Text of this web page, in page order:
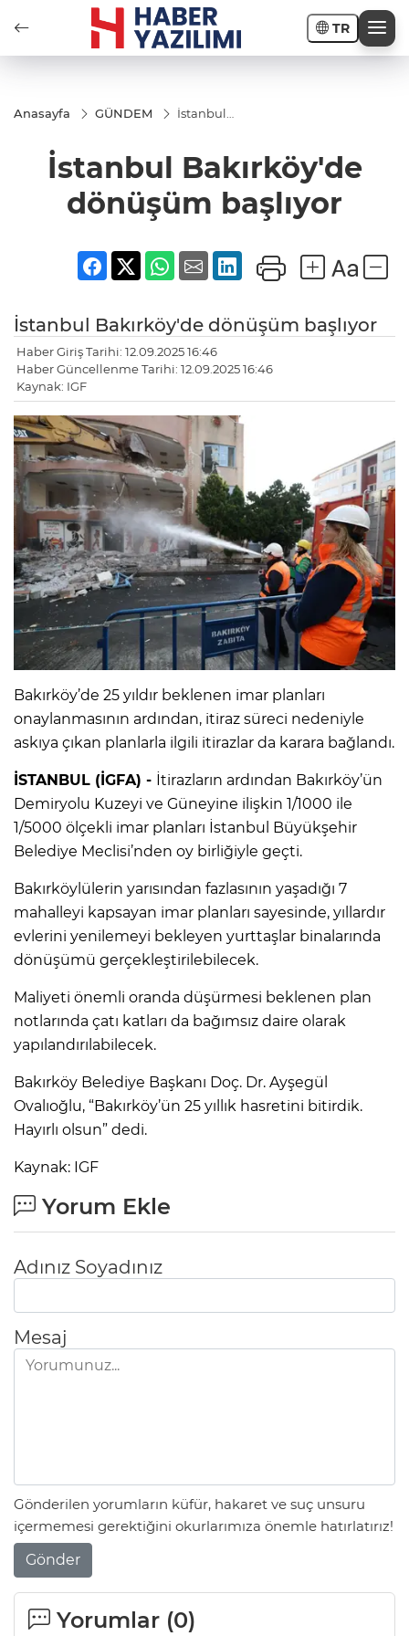
TR
Anasayfa GÜNDEM
İstanbul
başlıyor
İstanbul Bakırköy'de
dönüşüm başlıyor
İstanbul Bakırköy'de dönüşüm başlıyor
Haber Giriş Tarihi: 12.09.2025 16:46
Haber Güncellenme Tarihi: 12.09.2025 16:46
Kaynak: IGF
Bakırköy’de 25 yıldır beklenen imar planları
onaylanmasının ardından, itiraz süreci nedeniyle
askıya çıkan planlarla ilgili itirazlar da karara bağlandı.
İSTANBUL (İGFA) - İtirazların ardından Bakırköy’ün
Demiryolu Kuzeyi ve Güneyine ilişkin 1/1000 ile
1/5000 ölçekli imar planları İstanbul Büyükşehir
Belediye Meclisi’nden oy birliğiyle geçti.
Bakırköylülerin yarısından fazlasının yaşadığı 7
mahalleyi kapsayan imar planları sayesinde, yıllardır
evlerini yenilemeyi bekleyen yurttaşlar binalarında
dönüşümü gerçekleştirilebilecek.
Maliyeti önemli oranda düşürmesi beklenen plan
notlarında çatı katları da bağımsız daire olarak
yapılandırılabilecek.
Bakırköy Belediye Başkanı Doç. Dr. Ayşegül
Ovalıoğlu, “Bakırköy’ün 25 yıllık hasretini bitirdik.
Hayırlı olsun” dedi.
Kaynak: IGF
Yorum Ekle
Adınız Soyadınız
Mesaj
Gönderilen yorumların küfür, hakaret ve suç unsuru
içermemesi gerektiğini okurlarımıza önemle hatırlatırız!
Gönder
Yorumlar (0)